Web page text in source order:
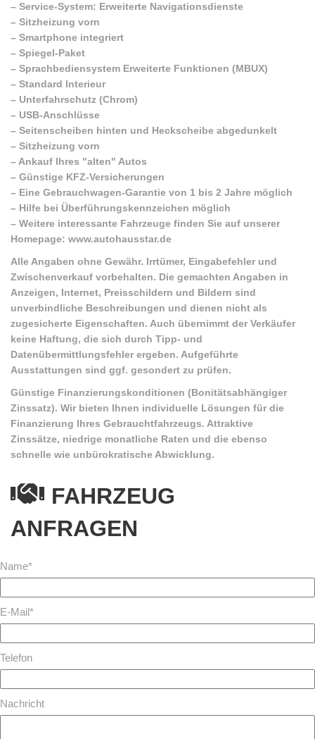
– Service-System: Erweiterte Navigationsdienste
– Sitzheizung vorn
– Smartphone integriert
– Spiegel-Paket
– Sprachbediensystem Erweiterte Funktionen (MBUX)
– Standard Interieur
– Unterfahrschutz (Chrom)
– USB-Anschlüsse
– Seitenscheiben hinten und Heckscheibe abgedunkelt
– Sitzheizung vorn
–Ankauf Ihres "alten" Autos
– Günstige KFZ-Versicherungen
– Eine Gebrauchwagen-Garantie von 1 bis 2 Jahre möglich
– Hilfe bei Überführungskennzeichen möglich
– Weitere interessante Fahrzeuge finden Sie auf unserer
Homepage: www.autohausstar.de
Alle Angaben ohne Gewähr. Irrtümer, Eingabefehler und
Zwischenverkauf vorbehalten. Die gemachten Angaben in
Anzeigen, Internet, Preisschildern und Bildern sind
unverbindliche Beschreibungen und dienen nicht als
zugesicherte Eigenschaften. Auch übernimmt der Verkäufer
keine Haftung, die sich durch Tipp- und
Datenübermittlungsfehler ergeben. Aufgeführte
Ausstattungen sind ggf. gesondert zu prüfen.
Günstige Finanzierungskonditionen (Bonitätsabhängiger
Zinssatz). Wir bieten Ihnen individuelle Lösungen für die
Finanzierung Ihres Gebrauchtfahrzeugs. Attraktive
Zinssätze, niedrige monatliche Raten und die ebenso
schnelle wie unbürokratische Abwicklung.
FAHRZEUG
ANFRAGEN
Name*
E-Mail*
Telefon
Nachricht